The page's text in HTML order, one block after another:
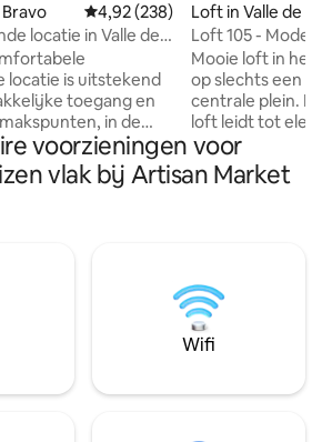
Gemiddelde beoordeling van
4,92 (238)
locatie in Valle de
locatie is uitstekend
toegang en
in de
op een paar
en de
Ahuacatlan. Het
Het beschikt niet
maar op 50
daling van de
Loft in Valle de
Loft 105 -
de Bravo
Mooie loft in het
op slechts een
centrale plein. De
loft leidt tot
traditionele open
plafonds en
moderne
Je zult ook
zoals openbaar
geldautomaten,
markten.
voorzieningen voor
vlak bij Artisan Market
Wifi